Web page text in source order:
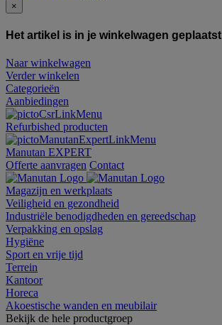
×
Het artikel is in je winkelwagen geplaatst
Naar winkelwagen
Verder winkelen
Categorieën
Aanbiedingen
Refurbished producten
Manutan EXPERT
Offerte aanvragen Contact
Magazijn en werkplaats
Veiligheid en gezondheid
Industriële benodigdheden en gereedschap
Verpakking en opslag
Hygiëne
Sport en vrije tijd
Terrein
Kantoor
Horeca
Akoestische wanden en meubilair
Bekijk de hele productgroep